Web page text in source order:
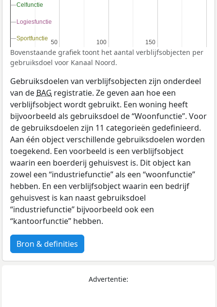
50
50 100
100 150
150
Celfunctie
Celfunctie
Logiesfunctie
Logiesfunctie
Sportfunctie
Sportfunctie
Bovenstaande grafiek toont het aantal verblijfsobjecten per
gebruiksdoel voor Kanaal Noord.
Gebruiksdoelen van verblijfsobjecten zijn onderdeel
van de BAG registratie. Ze geven aan hoe een
verblijfsobject wordt gebruikt. Een woning heeft
bijvoorbeeld als gebruiksdoel de “Woonfunctie”. Voor
de gebruiksdoelen zijn 11 categorieën gedefinieerd.
Aan één object verschillende gebruiksdoelen worden
toegekend. Een voorbeeld is een verblijfsobject
waarin een boerderij gehuisvest is. Dit object kan
zowel een “industriefunctie” als een “woonfunctie”
hebben. En een verblijfsobject waarin een bedrijf
gehuisvest is kan naast gebruiksdoel
“industriefunctie” bijvoorbeeld ook een
“kantoorfunctie” hebben.
Bron & definities
Advertentie: